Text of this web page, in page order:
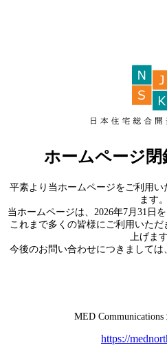
ホームページ
平素より当ホームページをご利用
ます。
当ホームページは、2026年7月31日
これまで多くの皆様にご利用いた
上げます
今後のお問い合わせにつきましては
MED
https://